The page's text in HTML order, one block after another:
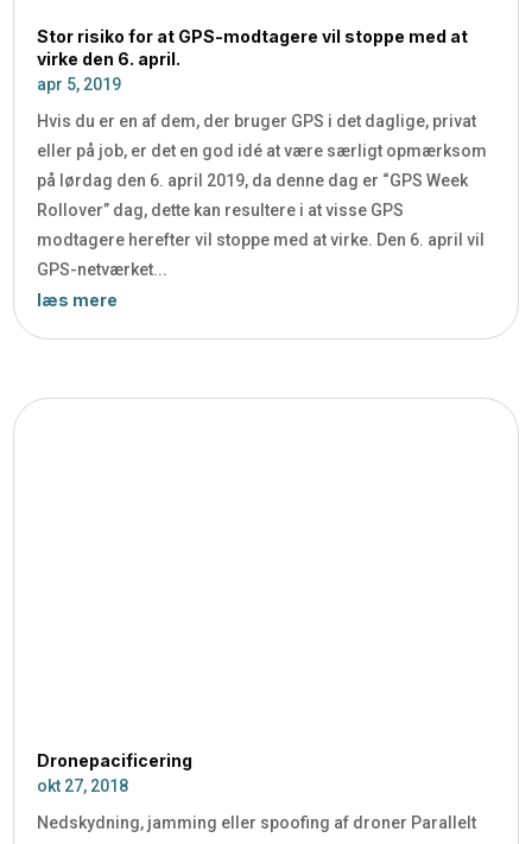
Stor risiko for at GPS-modtagere vil stoppe med at
virke den 6. april.
apr 5, 2019
Hvis du er en af dem, der bruger GPS i det daglige, privat
eller på job, er det en god idé at være særligt opmærksom
på lørdag den 6. april 2019, da denne dag er “GPS Week
Rollover” dag, dette kan resultere i at visse GPS
modtagere herefter vil stoppe med at virke. Den 6. april vil
GPS-netværket...
læs mere
Dronepacificering
okt 27, 2018
Nedskydning, jamming eller spoofing af droner Parallelt